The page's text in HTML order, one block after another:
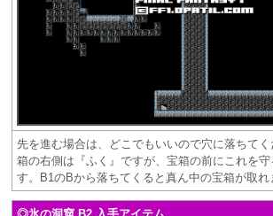
先を進む場合は、どこでもいいので穴に落ちて
箱の右側は『ふく』ですが、宝箱の前にこれを守
す。B1のBから落ちてくると真ん中の宝箱が取れ